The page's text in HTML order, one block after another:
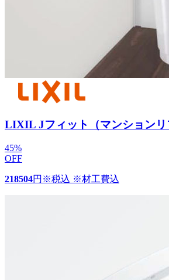
LIXIL Jフィット（マンションリ
45%
OFF
218504円 ※税込 ※材工費込